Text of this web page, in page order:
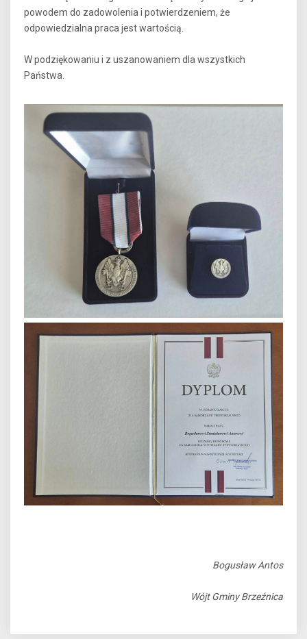
powodem do zadowolenia i potwierdzeniem, że
odpowiedzialna praca jest wartością.
W podziękowaniu i z uszanowaniem dla wszystkich
Państwa.
Bogusław Antos
Wójt Gminy Brzeźnica